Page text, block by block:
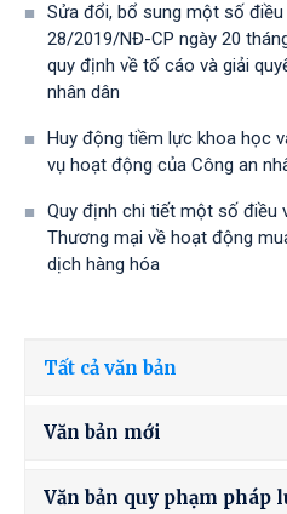
Sửa đổi, bổ sung một số
28/2019/NĐ-CР ngày 20
quy định về tố cáo và giải
nhân dân
Huy động tiềm lực khoa học
vụ hoạt động của Công an
Quy định chi tiết một số điều
Thương mại về hoạt động
dịch hàng hóa
Tất cả văn bản
Văn bản mới
Văn bản quy phạm pháp